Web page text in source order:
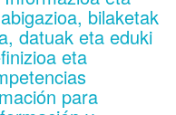
bilaketak
datuak eta eduki
eta
para